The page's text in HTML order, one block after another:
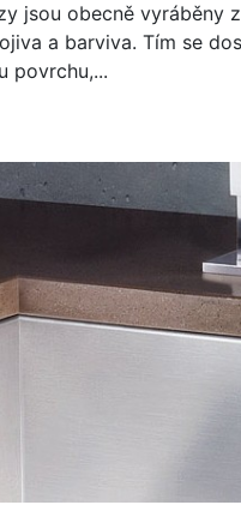
jsou obecně vyráběny
a barviva. Tím se
povrchu,...